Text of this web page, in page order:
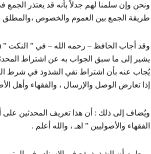
ونحن وإن سلمنا لهم جدلاً بأنه قد يعتذر الجمع
طريقة الجمع بين العموم والخصوص ،والمطلق
يشير إلى ما سبق الجواب به عن اشتراط
يُجاب عنه بأن اشتراط نفي الشذوذ في شرط
إذا تعارض الوصل والإرسال ، والفقهاء وأهل
ويُضاف إلى ذلك : أن هذا تعريف المحدثين على
الفقهاء والأصوليين ” اهـ ، والله أعلم .